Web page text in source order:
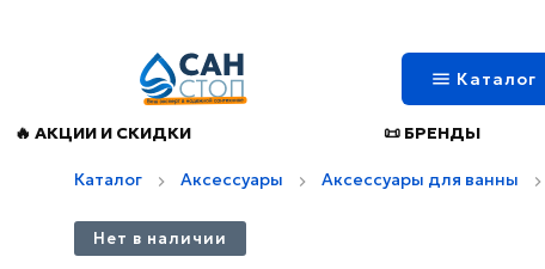
Каталог
🔥 АКЦИИ И СКИДКИ 📜 БРЕНДЫ
Каталог Аксессуары Аксессуары для ванны
Нет в наличии